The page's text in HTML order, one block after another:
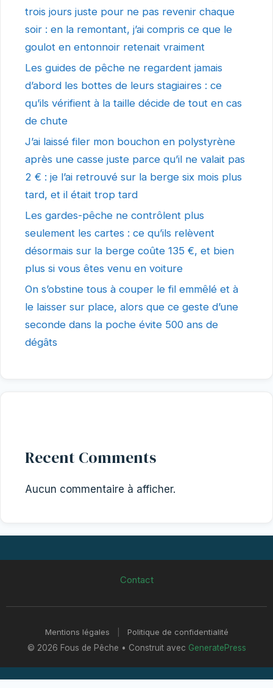
trois jours juste pour ne pas revenir chaque
soir : en la remontant, j’ai compris ce que le
goulot en entonnoir retenait vraiment
Les guides de pêche ne regardent jamais
d’abord les bottes de leurs stagiaires : ce
qu’ils vérifient à la taille décide de tout en cas
de chute
J’ai laissé filer mon bouchon en polystyrène
après une casse juste parce qu’il ne valait pas
2 € : je l’ai retrouvé sur la berge six mois plus
tard, et il était trop tard
Les gardes-pêche ne contrôlent plus
seulement les cartes : ce qu’ils relèvent
désormais sur la berge coûte 135 €, et bien
plus si vous êtes venu en voiture
On s’obstine tous à couper le fil emmêlé et à
le laisser sur place, alors que ce geste d’une
seconde dans la poche évite 500 ans de
dégâts
Recent Comments
Aucun commentaire à afficher.
Contact
Mentions légales
Politique de confidentialité
© 2026 Fous de Pêche • Construit avec GeneratePress